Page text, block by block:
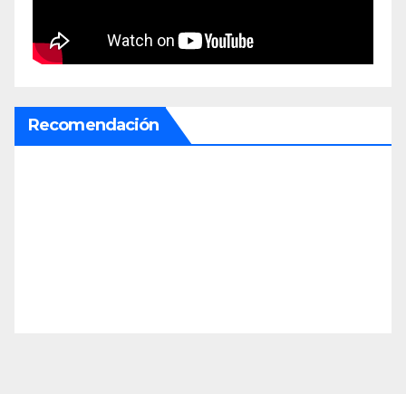
Recomendación